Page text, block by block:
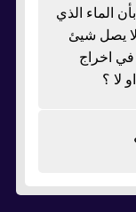
الماء الذي
يصل شيئ
اخراج
لا ؟